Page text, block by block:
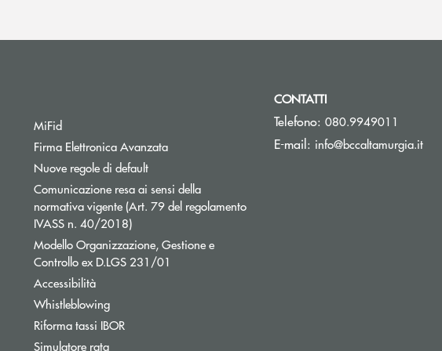
finestra
MiFid
Firma Elettronica AvanzataApre una nuova finestra
Nuove regole di default
Comunicazione resa ai sensi della
normativa vigente (Art. 79 del regolamento
IVASS n. 40/2018)
Modello Organizzazione, Gestione e
Controllo ex D.LGS 231/01
Accessibilità
Whistleblowing
Riforma tassi IBOR
Simulatore rata
CONTATTI
Telefono: 080.9949011
E-mail: info@bccaltamurgia.it(si